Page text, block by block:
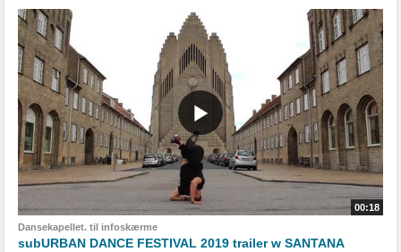
00:18
Dansekapellet. til infoskærme
subURBAN DANCE FESTIVAL 2019 trailer w SANTANA